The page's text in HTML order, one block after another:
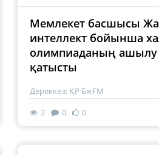
Мемлекет басшысы
интеллект бойынша
олимпиаданың ашылу
қатысты
Дереккөз: ҚР БжҒМ
2
0 0